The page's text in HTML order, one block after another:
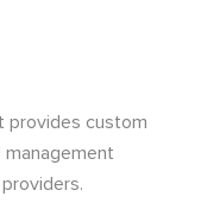
provides custom
management